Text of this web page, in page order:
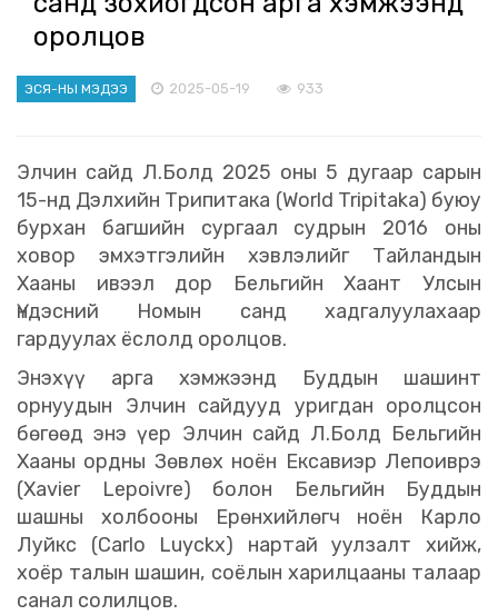
оролцов
ЭСЯ-НЫ МЭДЭЭ 2025-05-19 933
Элчин сайд Л.Болд 2025 оны 5 дугаар сарын
15-нд Дэлхийн Трипитака (World Tripitaka) буюу
бурхан багшийн сургаал судрын 2016 оны
ховор эмхэтгэлийн хэвлэлийг Тайландын
Хааны ивээл дор Бельгийн Хаант Улсын
Үндэсний Номын санд хадгалуулахаар
гардуулах ёслолд оролцов.
Энэхүү арга хэмжээнд Буддын шашинт
орнуудын Элчин сайдууд уригдан оролцсон
бөгөөд энэ үер Элчин сайд Л.Болд Бельгийн
Хааны ордны Зөвлөх ноён Ексавиэр Лепоиврэ
(Xavier Lepoivre) болон Бельгийн Буддын
шашны холбооны Ерөнхийлөгч ноён Карло
Луйкс (Carlo Luyckx) нартай уулзалт хийж,
хоёр талын шашин, соёлын харилцааны талаар
санал солилцов.